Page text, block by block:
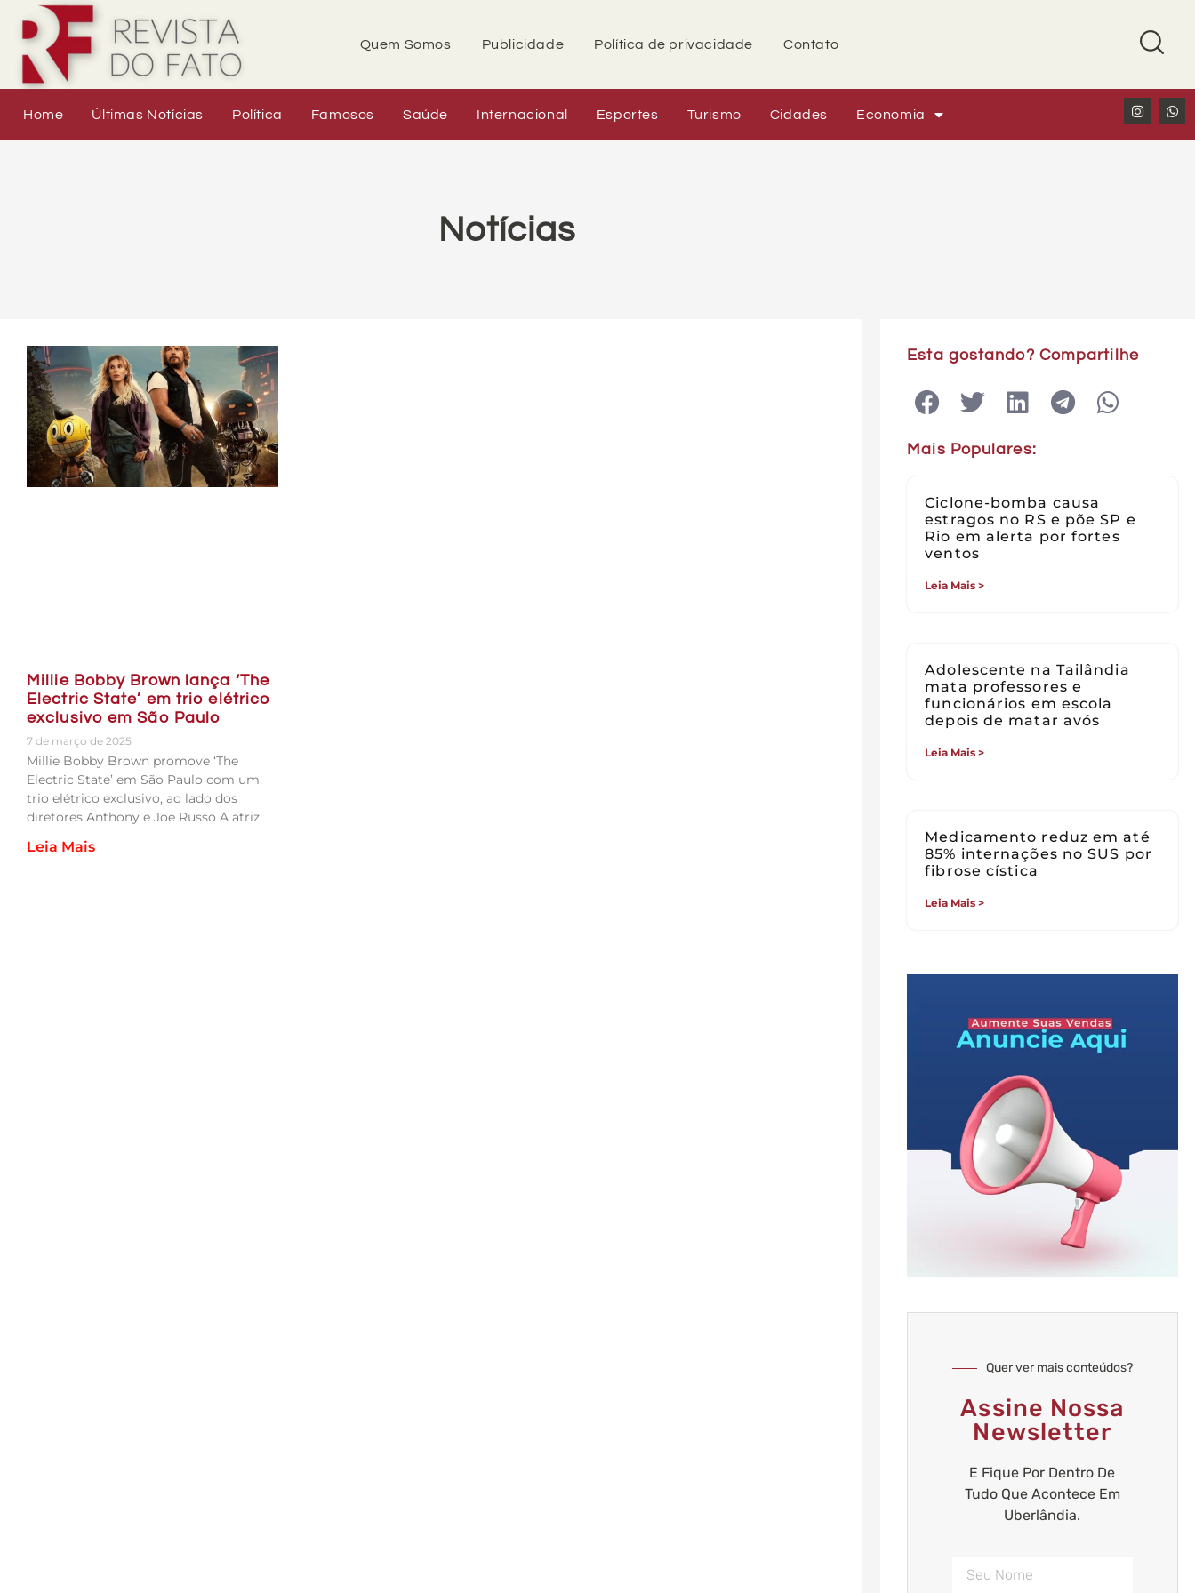
Quem Somos Publicidade Política de privacidade Contato
Home Últimas Notícias Política Famosos Saúde Internacional Esportes Turismo Cidades Economia
Notícias
Millie Bobby Brown lança ‘The
Electric State’ em trio elétrico
exclusivo em São Paulo
7 de março de 2025
Millie Bobby Brown promove ‘The
Electric State’ em São Paulo com um
trio elétrico exclusivo, ao lado dos
diretores Anthony e Joe Russo A atriz
Leia Mais
Esta gostando? Compartilhe
Mais Populares:
Ciclone-bomba causa
estragos no RS e põe SP e
Rio em alerta por fortes
ventos
Leia Mais >
Adolescente na Tailândia
mata professores e
funcionários em escola
depois de matar avós
Leia Mais >
Medicamento reduz em até
85% internações no SUS por
fibrose cística
Leia Mais >
Quer ver mais conteúdos?
Assine Nossa
Newsletter
E Fique Por Dentro De
Tudo Que Acontece Em
Uberlândia.